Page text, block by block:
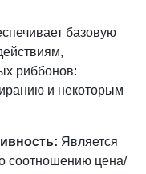
базовую
риббонов:
и некоторым
Является
соотношению цена/